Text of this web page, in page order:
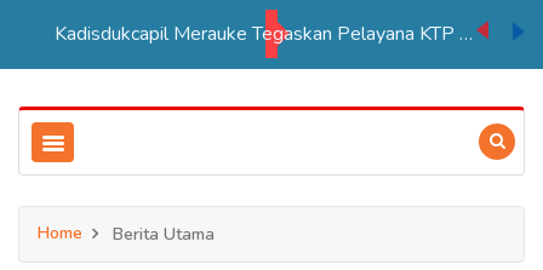
Kadisdukcapil Merauke Tegaskan Pelayana KTP Sesuai SOP
Home Berita Utama